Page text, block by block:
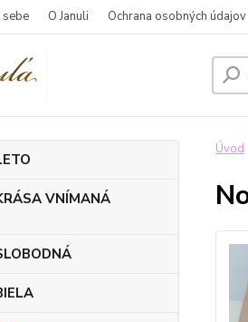
O Januli Ochrana osobných údajov
VNÍMANÁ
Úvod